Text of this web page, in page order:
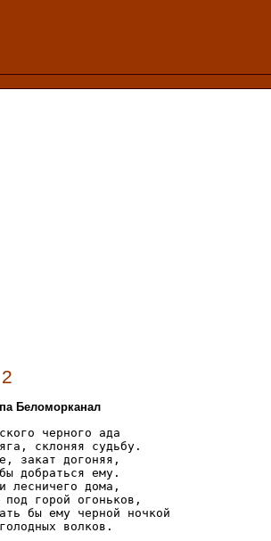
Беломорканал
черного ада
склоняя судьбу.
закат догоняя,
добраться ему.
лесничего дома,
под горой огоньков,
бы ему черной ночкой
волков.